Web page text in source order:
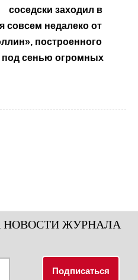
соседски заходил в
совсем недалеко от
построенного
сенью огромных
ЖУРНАЛА